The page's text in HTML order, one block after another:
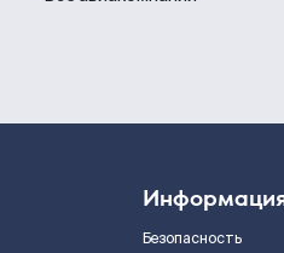
Безопасность